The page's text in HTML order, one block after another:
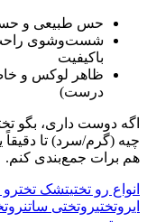
حس طبیعی و
شست‌وشوی راحت
باکیفیت
ظاهر لوکس و
درست)
اگه دوست داری، بگو
چیه (گرم/سرد) تا
هم برات جمع‌بندی کنم.
انواع رو تختیتشک تخترو
ایروتختیروتختی ساتن